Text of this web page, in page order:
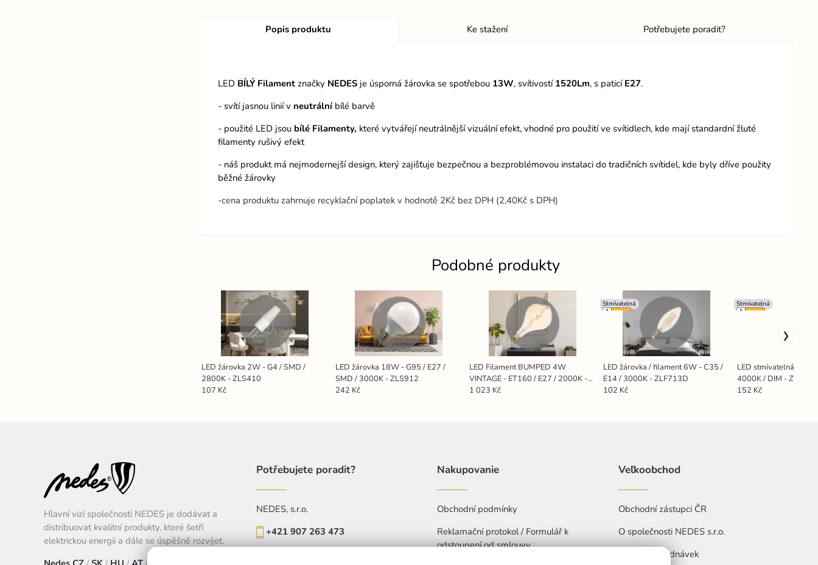
Popis produktu Ke stažení Potřebujete poradit?
LEDBÍLÝ Filament značky NEDESje úsporná žárovka se spotřebou 13W, svítivostí1520Lm, s paticí E27.
- svítí jasnou linií vneutrálníbílé barvě
- použité LED jsou bílé Filamenty, které vytvářejí neutrálnější vizuální efekt, vhodné pro použití ve svítidlech, kde mají standardní žluté
filamenty rušivý efekt
- náš produkt má nejmodernejší design, který zajišťuje bezpečnou a bezproblémovou instalaci do tradičních svítidel, kde byly dříve použity
běžné žárovky
-cena produktu zahrnuje recyklační poplatek v hodnotě 2Kč bez DPH (2,40Kč s DPH)
Podobné produkty
LED žárovka 2W - G4 / SMD /
2800K - ZLS410
107 Kč
LED žárovka 18W - G95 / E27 /
SMD / 3000K - ZLS912
242 Kč
LED Filament BUMPED 4W
VINTAGE - ET160 / E27 / 2000K -
ZSF119
1 023 Kč
LED žárovka / filament 6W - C35 /
E14 / 3000K - ZLF713D
Stmívatelná
102 Kč
LED stmívatelná
4000K / DIM -
Stmívatelná
152 Kč
Hlavní vizí společnosti NEDES je dodávat a
distribuovat kvalitní produkty, které šetří
elektrickou energii a dále se úspěšně rozvíjet.
Potřebujete poradit?
NEDES, s.r.o.
+421 907 263 473
Nakupovanie
Obchodní podmínky
Reklamační protokol / Formulář k
odstoupení od smlouvy
Veľkoobchod
Obchodní zástupci ČR
O společnosti NEDES s.r.o.
Přehled objednávek